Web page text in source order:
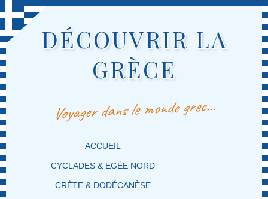
DÉCOUVRIR LA
GRÈCE
Voyager dans le monde grec…
MENU PRINCIPAL
MASQUER LA NAVIGATION PRINCIPALE
MASQUER LA NAVIGATION SECONDAIRE
ACCUEIL
CYCLADES & EGÉE NORD
CRÈTE & DODÉCANÈSE